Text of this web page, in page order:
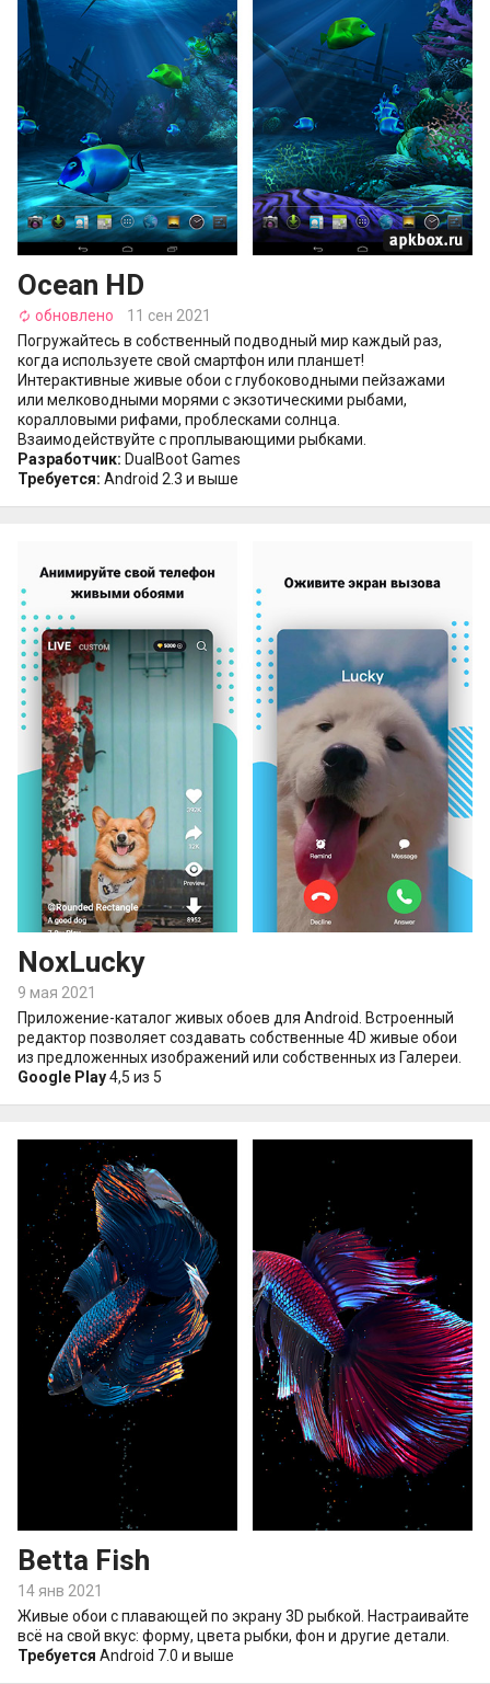
Ocean HD
autorenew обновлено
11 сен 2021
Погружайтесь в собственный подводный мир каждый раз,
когда используете свой смартфон или планшет!
Интерактивные живые обои с глубоководными пейзажами
или мелководными морями с экзотическими рыбами,
коралловыми рифами, проблесками солнца.
Взаимодействуйте с проплывающими рыбками.
Разработчик: DualBoot Games
Требуется: Android 2.3 и выше
NoxLucky
9 мая 2021
Приложение-каталог живых обоев для Android. Встроенный
редактор позволяет создавать собственные 4D живые обои
из предложенных изображений или собственных из Галереи.
Google Play4,5 из 5
Betta Fish
14 янв 2021
Живые обои с плавающей по экрану 3D рыбкой. Настраивайте
всё на свой вкус: форму, цвета рыбки, фон и другие детали.
Требуется Android 7.0 и выше